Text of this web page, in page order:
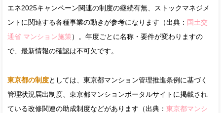
エネ2025キャンペーン関連の制度の継続有無、ストックマネジメ
ントに関連する各種事業の動きが参考になります（出典： 国土交
通省 マンション施策）。年度ごとに名称・要件が変わりますの
で、最新情報の確認は不可欠です。
東京都の制度としては、東京都マンション管理推進条例に基づく
管理状況届出制度、東京都マンションポータルサイトに掲載され
ている改修関連の助成制度などがあります（出典： 東京都マンシ